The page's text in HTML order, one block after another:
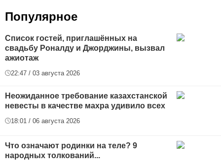
Популярное
Список гостей, приглашённых на
свадьбу Роналду и Джорджины, вызвал
ажиотаж
22:47 / 03 августа 2026
Неожиданное требование казахстанской
невесты в качестве махра удивило всех
18:01 / 06 августа 2026
Что означают родинки на теле? 9
народных толкований...